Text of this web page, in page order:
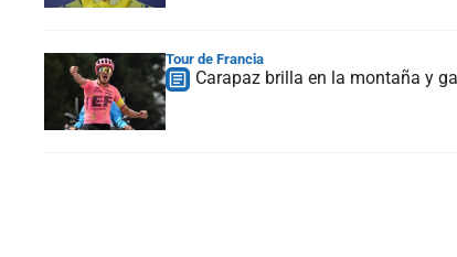
Tour de Francia
Carapaz brilla en la montaña y